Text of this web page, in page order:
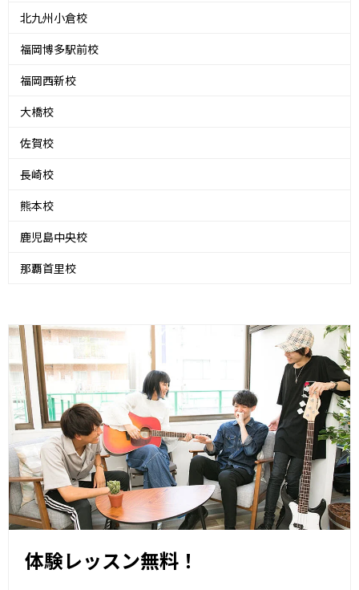
北九州小倉校
福岡博多駅前校
福岡西新校
大橋校
佐賀校
長崎校
熊本校
鹿児島中央校
那覇首里校
体験レッスン無料！